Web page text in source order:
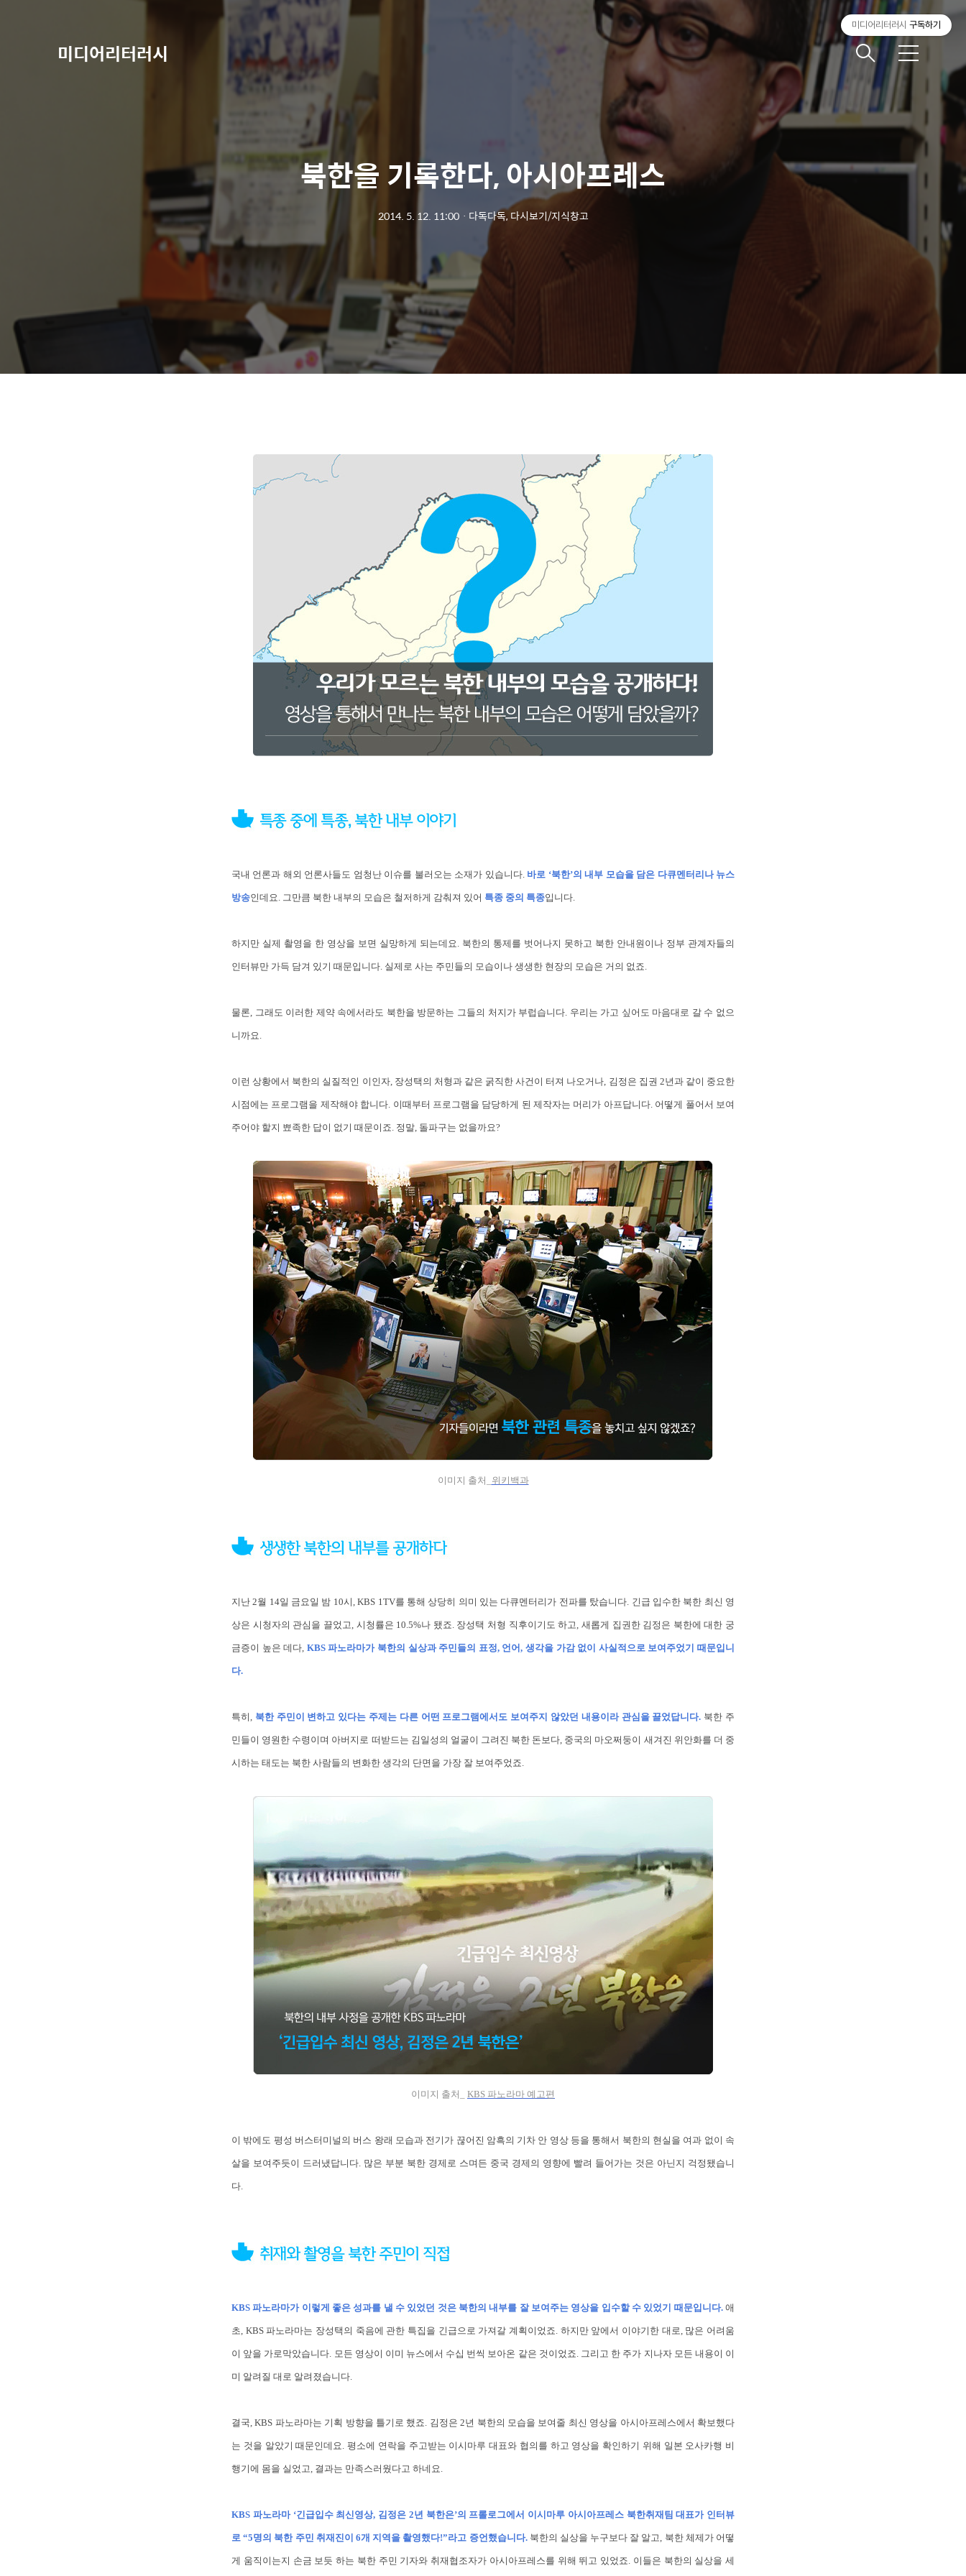
미디어리터러시 메
북한을 기록한다, 아시아프레스
2014. 5. 12. 11:00ㆍ 다독다독, 다시보기/지식창고
국내 언론과 해외 언론사들도 엄청난 이슈를 불러오는 소재가 있습니다. 바로 ‘북한’의 내부 모습을 담은 다큐멘터리나 뉴스
방송인데요. 그만큼 북한 내부의 모습은 철저하게 감춰져 있어 특종 중의 특종입니다.
하지만 실제 촬영을 한 영상을 보면 실망하게 되는데요. 북한의 통제를 벗어나지 못하고 북한 안내원이나 정부 관계자들의
인터뷰만 가득 담겨 있기 때문입니다. 실제로 사는 주민들의 모습이나 생생한 현장의 모습은 거의 없죠.
물론, 그래도 이러한 제약 속에서라도 북한을 방문하는 그들의 처지가 부럽습니다. 우리는 가고 싶어도 마음대로 갈 수 없으
니까요.
이런 상황에서 북한의 실질적인 이인자, 장성택의 처형과 같은 굵직한 사건이 터져 나오거나, 김정은 집권 2년과 같이 중요한
시점에는 프로그램을 제작해야 합니다. 이때부터 프로그램을 담당하게 된 제작자는 머리가 아프답니다. 어떻게 풀어서 보여
주어야 할지 뾰족한 답이 없기 때문이죠. 정말, 돌파구는 없을까요?
이미지 출처_ 위키백과
지난 2월 14일 금요일 밤 10시, KBS 1TV를 통해 상당히 의미 있는 다큐멘터리가 전파를 탔습니다. 긴급 입수한 북한 최신 영
상은 시청자의 관심을 끌었고, 시청률은 10.5%나 됐죠. 장성택 처형 직후이기도 하고, 새롭게 집권한 김정은 북한에 대한 궁
금증이 높은 데다, KBS 파노라마가 북한의 실상과 주민들의 표정, 언어, 생각을 가감 없이 사실적으로 보여주었기 때문입니
다.
특히, 북한 주민이 변하고 있다는 주제는 다른 어떤 프로그램에서도 보여주지 않았던 내용이라 관심을 끌었답니다. 북한 주
민들이 영원한 수령이며 아버지로 떠받드는 김일성의 얼굴이 그려진 북한 돈보다, 중국의 마오쩌둥이 새겨진 위안화를 더 중
시하는 태도는 북한 사람들의 변화한 생각의 단면을 가장 잘 보여주었죠.
이미지 출처_ KBS 파노라마 예고편
이 밖에도 평성 버스터미널의 버스 왕래 모습과 전기가 끊어진 암흑의 기차 안 영상 등을 통해서 북한의 현실을 여과 없이 속
살을 보여주듯이 드러냈답니다. 많은 부분 북한 경제로 스며든 중국 경제의 영향에 빨려 들어가는 것은 아닌지 걱정됐습니
다.
KBS 파노라마가 이렇게 좋은 성과를 낼 수 있었던 것은 북한의 내부를 잘 보여주는 영상을 입수할 수 있었기 때문입니다.애
초, KBS 파노라마는 장성택의 죽음에 관한 특집을 긴급으로 가져갈 계획이었죠. 하지만 앞에서 이야기한 대로, 많은 어려움
이 앞을 가로막았습니다. 모든 영상이 이미 뉴스에서 수십 번씩 보아온 같은 것이었죠. 그리고 한 주가 지나자 모든 내용이 이
미 알려질 대로 알려졌습니다.
결국, KBS 파노라마는 기획 방향을 틀기로 했죠. 김정은 2년 북한의 모습을 보여줄 최신 영상을 아시아프레스에서 확보했다
는 것을 알았기 때문인데요. 평소에 연락을 주고받는 이시마루 대표와 협의를 하고 영상을 확인하기 위해 일본 오사카행 비
행기에 몸을 실었고, 결과는 만족스러웠다고 하네요.
KBS 파노라마 ‘긴급입수 최신영상, 김정은 2년 북한은’의 프롤로그에서 이시마루 아시아프레스 북한취재팀 대표가 인터뷰
로 “5명의 북한 주민 취재진이 6개 지역을 촬영했다!”라고 증언했습니다. 북한의 실상을 누구보다 잘 알고, 북한 체제가 어떻
게 움직이는지 손금 보듯 하는 북한 주민 기자와 취재협조자가 아시아프레스를 위해 뛰고 있었죠. 이들은 북한의 실상을 세
미디어리터러시 구독하기